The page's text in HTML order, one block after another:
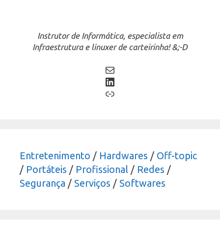
Instrutor de Informática, especialista em
Infraestrutura e linuxer de carteirinha! &;-D
Mail
LinkedIn
Link
Entretenimento / Hardwares / Off-topic
/ Portáteis / Profissional / Redes /
Segurança / Serviços / Softwares